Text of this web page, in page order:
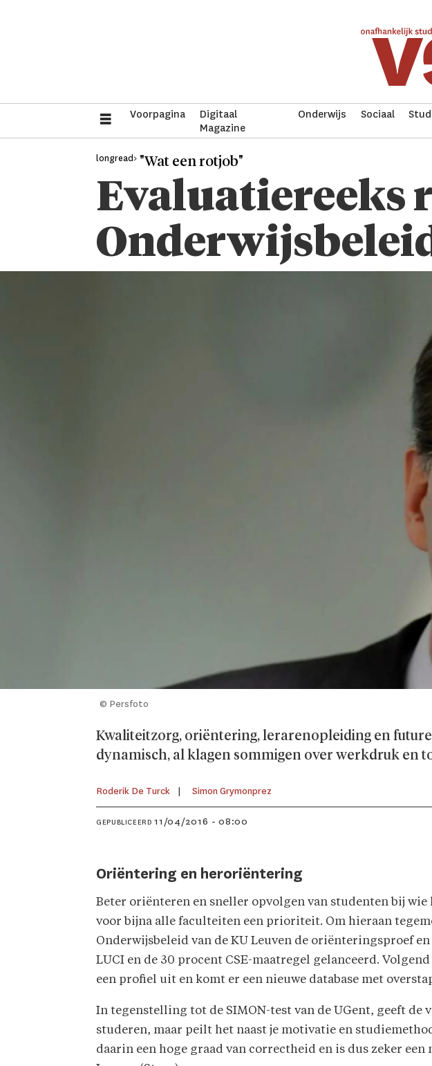
Voorpagina
Digitaal
Magazine
Onderwijs Sociaal
longread> "Wat een rotjob"
Evaluatiereeks
© Persfoto
Kwaliteitzorg, oriëntering, lerarenopleiding en
dynamisch, al klagen sommigen over werkdruk en
Roderik De Turck Simon Grymonprez
GEPUBLICEERD 11/04/2016 - 08:00
Oriëntering en heroriëntering
Beter oriënteren en sneller opvolgen van studenten bij wie
voor bijna alle faculteiten een prioriteit. Om hieraan
Onderwijsbeleid van de KU Leuven de oriënteringsproef
LUCI en de 30 procent CSE-maatregel gelanceerd.
een profiel uit en komt er een nieuwe database met
In tegenstelling tot de SIMON-test van de UGent, geeft
studeren, maar peilt het naast je motivatie en
daarin een hoge graad van correctheid en is dus zeker